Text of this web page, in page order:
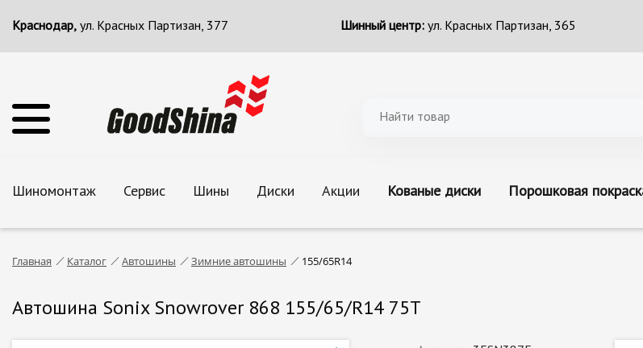
Краснодар, ул. Красных Партизан, 377 Шинный центр:ул. Красных Партизан, 365
Шиномонтаж Сервис Шины Диски Акции Кованые диски Порошковая
Главная Каталог Автошины Зимние автошины 155/65R14
Автошина Sonix Snowrover 868 155/65/R14 75T